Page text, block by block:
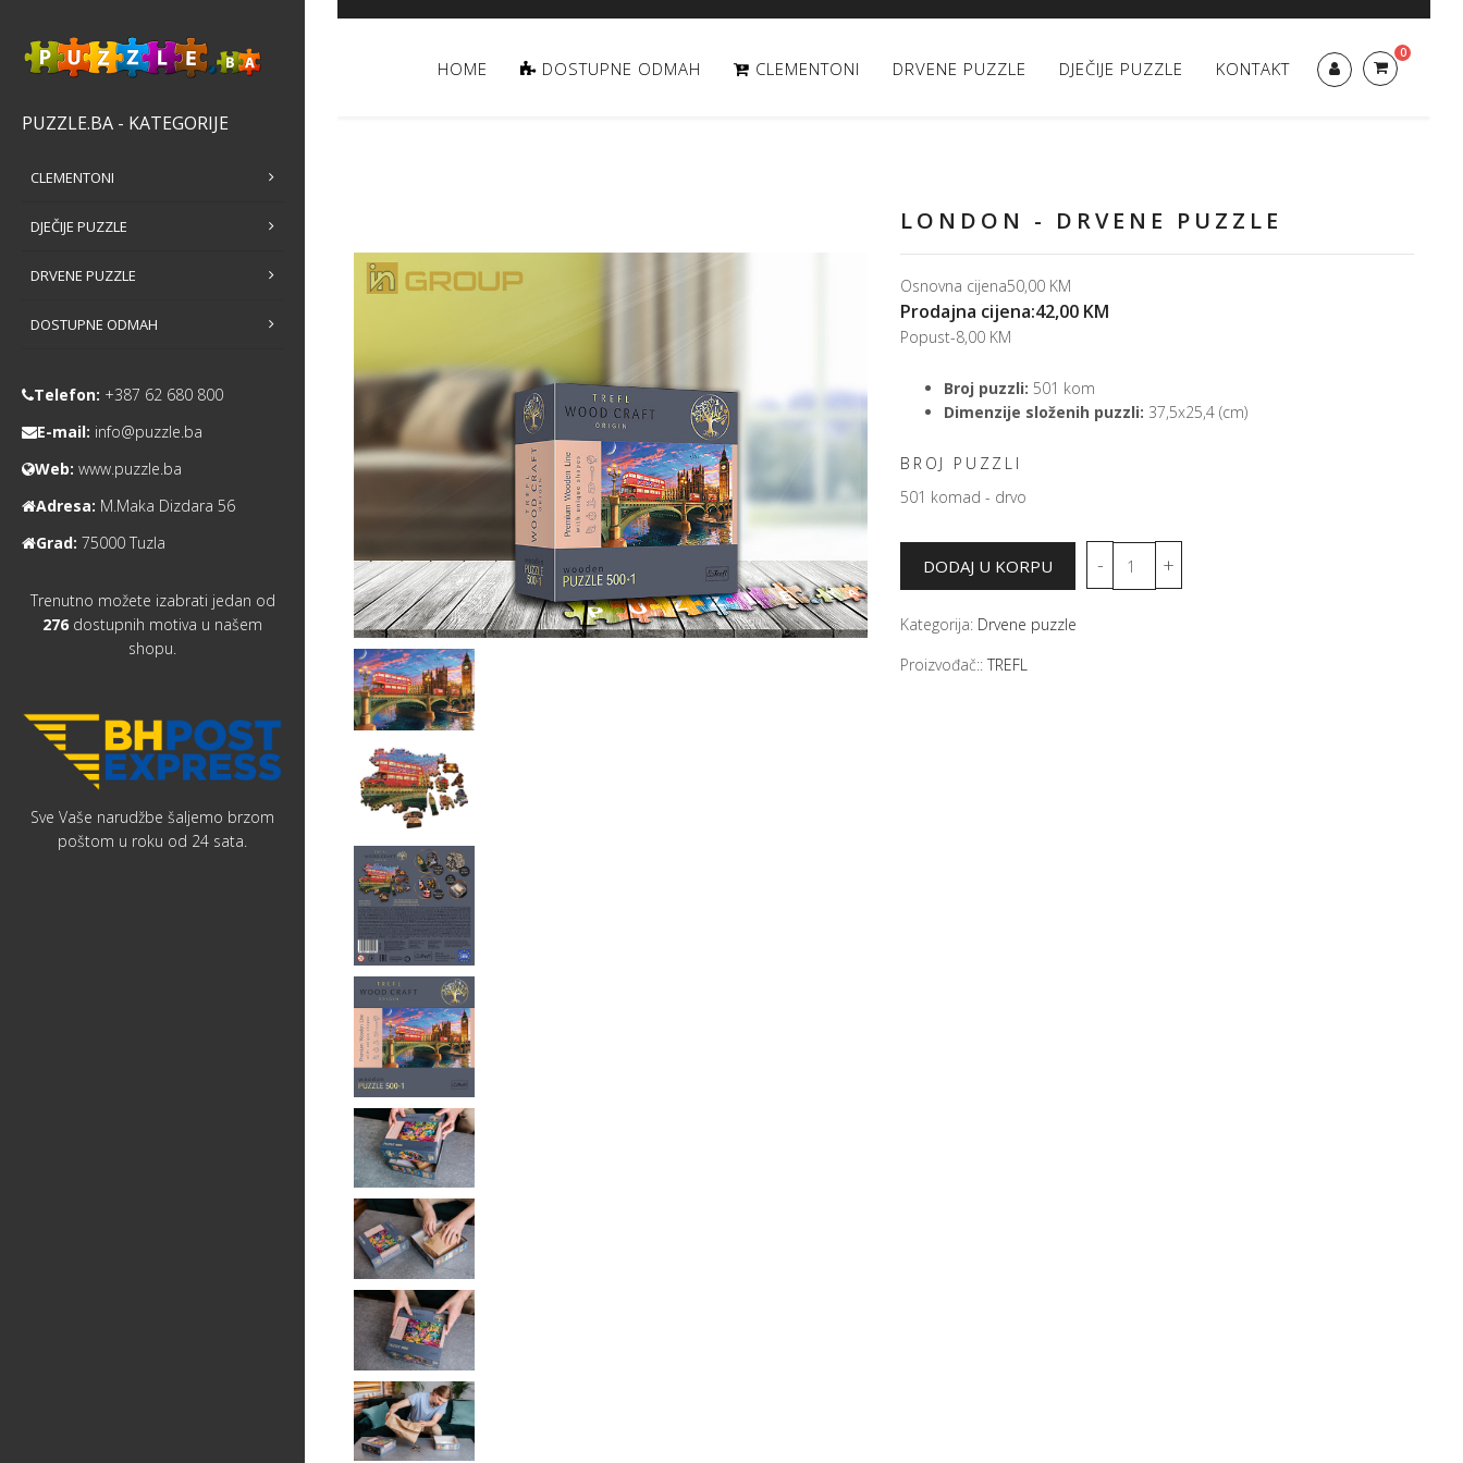
0
HOME DOSTUPNE ODMAH CLEMENTONI DRVENE PUZZLE DJEČIJE PUZZLE KONTAKT
LONDON - DRVENE PUZZLE
Osnovna cijena50,00 KM
Prodajna cijena:42,00 KM
Popust-8,00 KM
Broj puzzli: 501 kom
Dimenzije složenih puzzli: 37,5x25,4 (cm)
BROJ PUZZLI
501 komad - drvo
Kategorija: Drvene puzzle
Proizvođač:: TREFL
PUZZLE.BA - KATEGORIJE
CLEMENTONI
DJEČIJE PUZZLE
DRVENE PUZZLE
DOSTUPNE ODMAH
Telefon: +387 62 680 800
E-mail: info@puzzle.ba
Web: www.puzzle.ba
Adresa: M.Maka Dizdara 56
Grad: 75000 Tuzla
Trenutno možete izabrati jedan od
276 dostupnih motiva u našem
shopu.
Sve Vaše narudžbe šaljemo brzom
poštom u roku od 24 sata.